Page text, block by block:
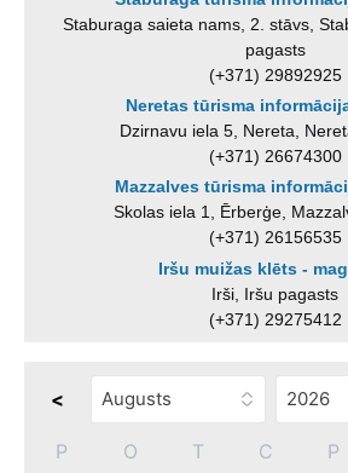
Staburaga saieta nams, 2. stāvs,
pagasts
(+371) 29892925
Neretas tūrisma
Dzirnavu iela 5, Nereta,
(+371) 26674300
Mazzalves tūrisma
Skolas iela 1, Ērberģe,
(+371) 26156535
Iršu muižas klēts -
Irši, Iršu pagasts
(+371) 29275412
<
P O T C P